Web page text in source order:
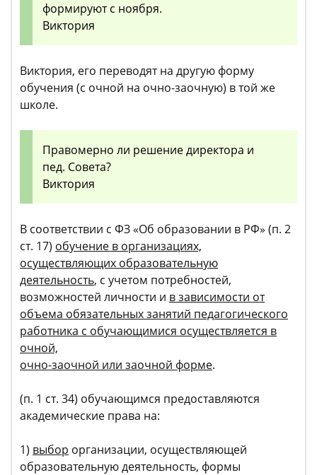
формируют с ноября.
Виктория
Виктория, его переводят на другую форму
обучения (с очной на очно-заочную) в той же
школе.
Правомерно ли решение директора и
пед. Совета?
Виктория
В соответствии с ФЗ «Об образовании в РФ» (п. 2
ст. 17) обучение в организациях,
осуществляющих образовательную
деятельность, с учетом потребностей,
возможностей личности и в зависимости от
объема обязательных занятий педагогического
работника с обучающимися осуществляется в
очной,
очно-заочной или заочной форме.
(п. 1 ст. 34) обучающимся предоставляются
академические права на:
1) выбор организации, осуществляющей
образовательную деятельность, формы